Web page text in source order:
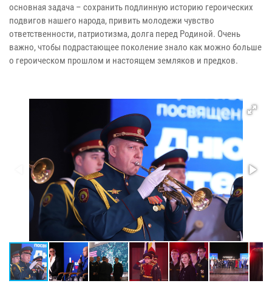
основная задача – сохранить подлинную историю героических
подвигов нашего народа, привить молодежи чувство
ответственности, патриотизма, долга перед Родиной. Очень
важно, чтобы подрастающее поколение знало как можно больше
о героическом прошлом и настоящем земляков и предков.